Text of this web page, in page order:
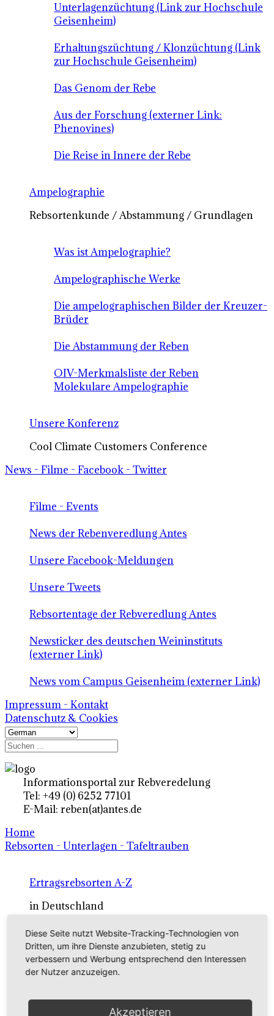
Unterlagenzüchtung (Link zur Hochschule
Geisenheim)
Erhaltungszüchtung / Klonzüchtung (Link
zur Hochschule Geisenheim)
Das Genom der Rebe
Aus der Forschung (externer Link:
Phenovines)
Die Reise in Innere der Rebe
Ampelographie
Rebsortenkunde / Abstammung / Grundlagen
Was ist Ampelographie?
Ampelographische Werke
Die ampelographischen Bilder der Kreuzer-
Brüder
Die Abstammung der Reben
OIV-Merkmalsliste der Reben
Molekulare Ampelographie
Unsere Konferenz
Cool Climate Customers Conference
News - Filme - Facebook - Twitter
Filme - Events
News der Rebenveredlung Antes
Unsere Facebook-Meldungen
Unsere Tweets
Rebsortentage der Rebveredlung Antes
Newsticker des deutschen Weininstituts
(externer Link)
News vom Campus Geisenheim (externer Link)
Impressum - Kontakt
Datenschutz & Cookies
Informationsportal zur Rebveredelung
Tel: +49 (0) 6252 77101
E-Mail: reben(at)antes.de
Home
Rebsorten - Unterlagen - Tafeltrauben
Ertragsrebsorten A-Z
in Deutschland
Rebsorten international
externe Links
Tafeltraubensorten
Diese Seite nutzt Website-Tracking-Technologien von
Dritten, um ihre Dienste anzubieten, stetig zu
verbessern und Werbung entsprechend den Interessen
der Nutzer anzuzeigen.
Akzeptieren